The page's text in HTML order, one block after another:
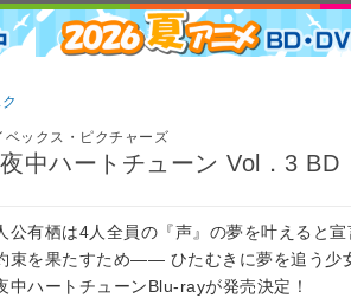
ベックス・ピクチャーズ
中ハートチューン Vol．3 BD
公有栖は4人全員の『声』の夢を叶えると
束を果たすため―― ひたむきに夢を追う少
中ハートチューンBlu-rayが発売決定！